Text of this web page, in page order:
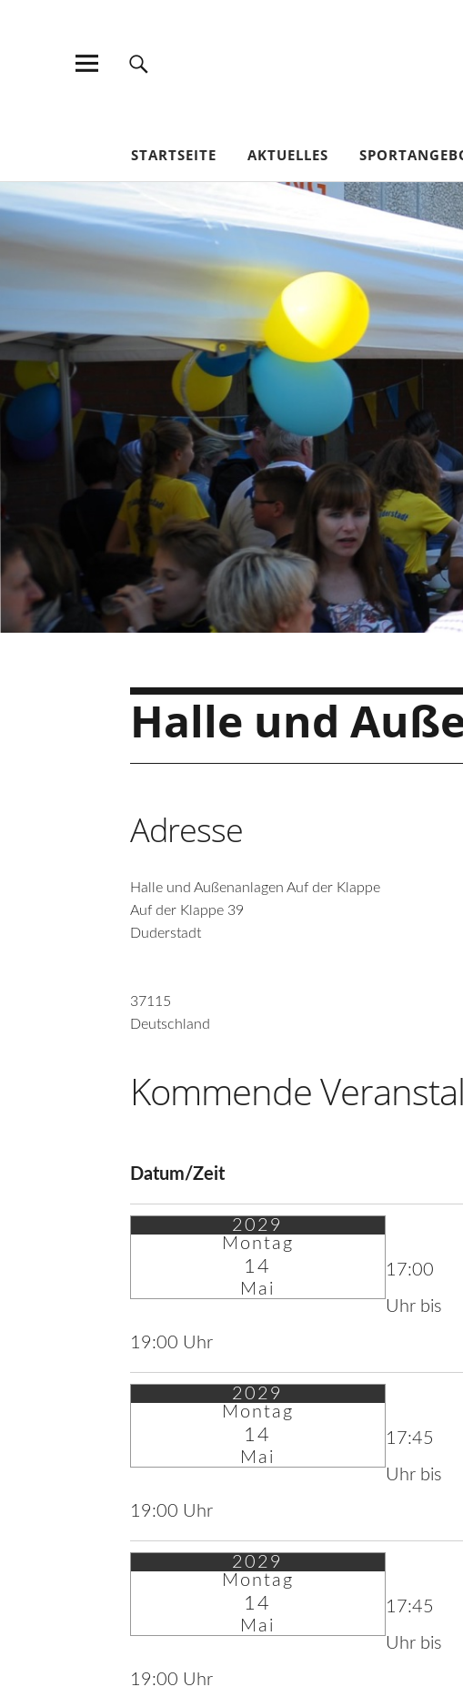
STARTSEITE AKTUELLES
Halle und
Adresse
Halle und Außenanlagen Auf der Klappe
Auf der Klappe 39
Duderstadt
37115
Deutschland
Kommende
Datum/Zeit
2029
Montag
14
Mai
17:00
Uhr bis
19:00 Uhr
2029
Montag
14
Mai
17:45
Uhr bis
19:00 Uhr
2029
Montag
14
Mai
17:45
Uhr bis
19:00 Uhr